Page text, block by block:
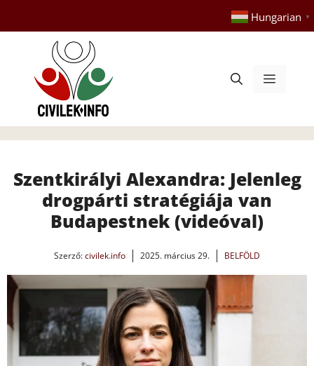
tartalomba
Hungarian ▼
Menü
Szentkirályi Alexandra: Jelenleg
drogpárti stratégiája van
Budapestnek (videóval)
Szerző:civilek.info 2025. március 29. BELFÖLD